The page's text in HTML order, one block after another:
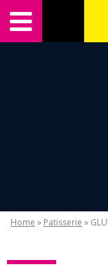
Home » Patisserie »